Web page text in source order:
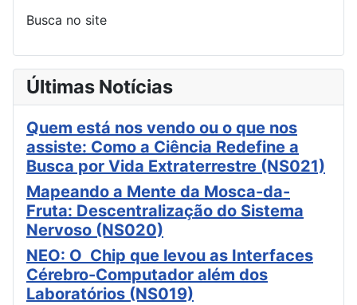
Busca no site
Últimas Notícias
Quem está nos vendo ou o que nos
assiste: Como a Ciência Redefine a
Busca por Vida Extraterrestre (NS021)
Mapeando a Mente da Mosca-da-
Fruta: Descentralização do Sistema
Nervoso (NS020)
NEO: O Chip que levou as Interfaces
Cérebro-Computador além dos
Laboratórios (NS019)